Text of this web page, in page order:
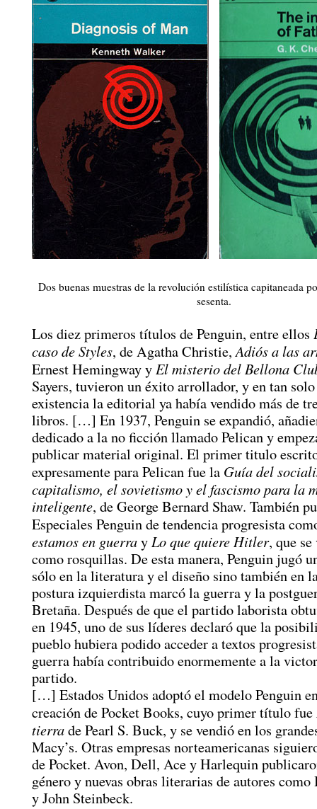
Dos buenas muestras de la revolución estilística capitaneada
sesenta.
Los diez primeros títulos de Penguin, entre ellos
caso de Styles, de Agatha Christie,Adiós a las
Ernest Hemingway y El misterio del Bellona
Sayers, tuvieron un éxito arrollador, y en tan
existencia la editorial ya había vendido más de
libros. […] En 1937, Penguin se expandió,
dedicado a la no ficción llamado Pelican y
publicar material original. El primer titulo
expresamente para Pelican fue la Guía del
capitalismo, el sovietismo y el fascismo para la
inteligente, de George Bernard Shaw. También
Especiales Penguin de tendencia progresista
estamos en guerray Lo que quiere Hitler, que
como rosquillas. De esta manera, Penguin jugó
sólo en la literatura y el diseño sino también en
postura izquierdista marcó la guerra y la
Bretaña. Después de que el partido laborista
en 1945, uno de sus líderes declaró que la
pueblo hubiera podido acceder a textos
guerra había contribuido enormemente a la
partido.
[…] Estados Unidos adoptó el modelo Penguin
creación de Pocket Books, cuyo primer título fue
tierrade Pearl S. Buck, y se vendió en los
Macy’s. Otras empresas norteamericanas
de Pocket. Avon, Dell, Ace y Harlequin
género y nuevas obras literarias de autores
y John Steinbeck.